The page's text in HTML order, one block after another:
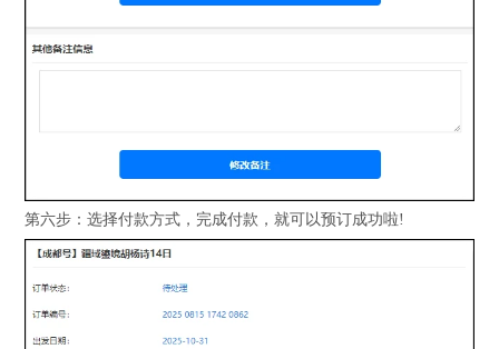
第六步：选择付款方式，完成付款，就可以预订成功啦!